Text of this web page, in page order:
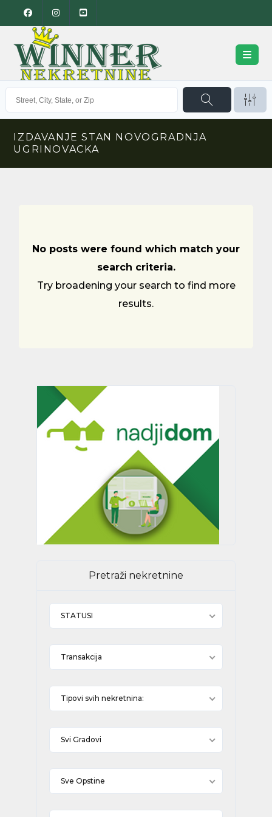
IZDAVANJE STAN NOVOGRADNJA
UGRINOVACKA
No posts were found which match your
search criteria.
Try broadening your search to find more
results.
Pretraži nekretnine
STATUSI
Transakcija
Tipovi svih nekretnina:
Svi Gradovi
Sve Opstine